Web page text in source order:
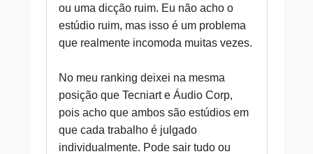
ou uma dicção ruim. Eu não acho o
estúdio ruim, mas isso é um problema
que realmente incomoda muitas vezes.
No meu ranking deixei na mesma
posição que Tecniart e Áudio Corp,
pois acho que ambos são estúdios em
que cada trabalho é julgado
individualmente. Pode sair tudo ou